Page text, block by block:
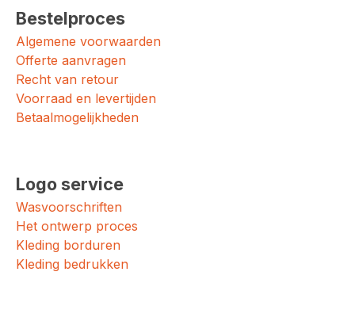
Bestelproces
Algemene voorwaarden
Offerte aanvragen
Recht van retour
Voorraad en levertijden
Betaalmogelijkheden
Logo service
Wasvoorschriften
Het ontwerp proces
Kleding borduren
Kleding bedrukken